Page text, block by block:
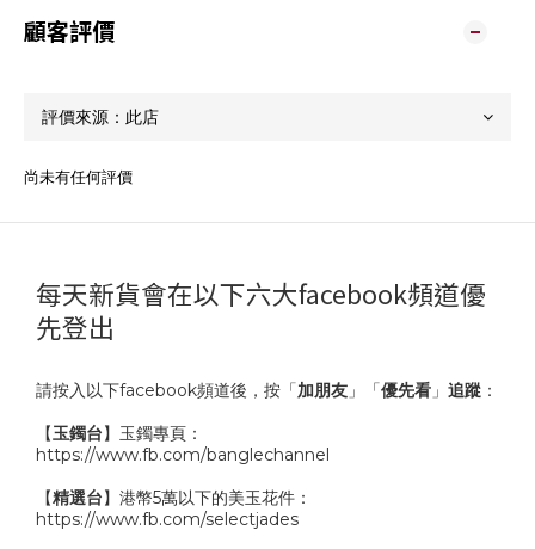
顧客評價
尚未有任何評價
每天新貨會在以下六大facebook頻道優
先登出
請按入以下facebook頻道後，按「加朋友 」「優先看 」 追蹤 ：
【玉鐲台】玉鐲專頁：
https://www.fb.com/banglechannel
【精選台】港幣5萬以下的美玉花件：
https://www.fb.com/selectjades